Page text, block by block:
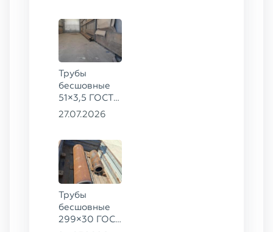
Трубы
бесшовные
51×3,5 ГОСТ
8732-78, ст.
27.07.2026
Трубы
бесшовные
299×30 ГОСТ